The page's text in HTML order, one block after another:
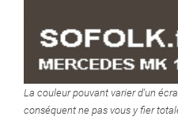
La couleur pouvant varier d'un
conséquent ne pas vous y fier